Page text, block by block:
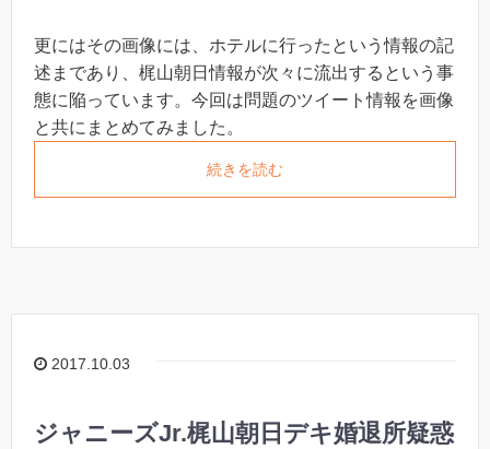
更にはその画像には、ホテルに行ったという情報の記
述まであり、梶山朝日情報が次々に流出するという事
態に陥っています。今回は問題のツイート情報を画像
と共にまとめてみました。
続きを読む
2017.10.03
ジャニーズJr.梶山朝日デキ婚退所疑惑